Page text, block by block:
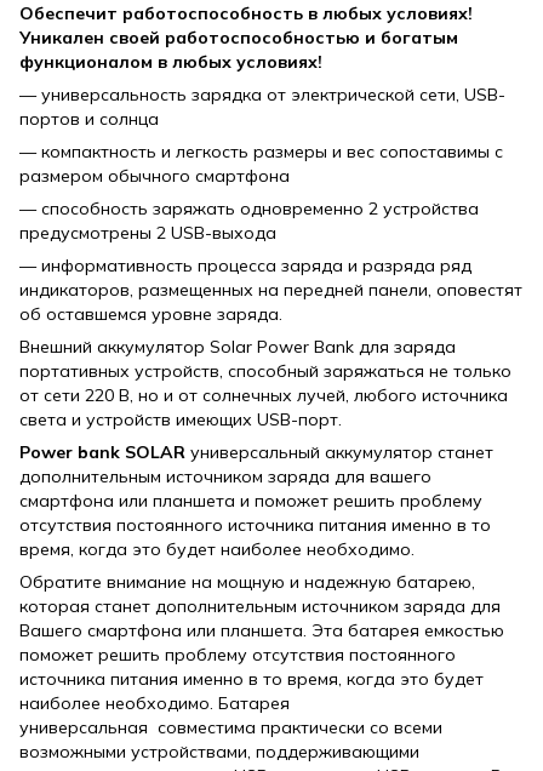
Обеспечит работоспособность в любых условиях!
Уникален своей работоспособностью и богатым
функционалом в любых условиях!
— универсальность зарядка от электрической сети, USB-
портов и солнца
— компактность и легкость размеры и вес сопоставимы с
размером обычного смартфона
— способность заряжать одновременно 2 устройства
предусмотрены 2 USB-выхода
— информативность процесса заряда и разряда ряд
индикаторов, размещенных на передней панели, оповестят
об оставшемся уровне заряда.
Внешний аккумулятор Solar Power Bank для заряда
портативных устройств, способный заряжаться не только
от сети 220 В, но и от солнечных лучей, любого источника
света и устройств имеющих USB-порт.
Power bank SOLAR универсальный аккумулятор станет
дополнительным источником заряда для вашего
смартфона или планшета и поможет решить проблему
отсутствия постоянного источника питания именно в то
время, когда это будет наиболее необходимо.
Обратите внимание на мощную и надежную батарею,
которая станет дополнительным источником заряда для
Вашего смартфона или планшета. Эта батарея емкостью
поможет решить проблему отсутствия постоянного
источника питания именно в то время, когда это будет
наиболее необходимо. Батарея
универсальная совместима практически со всеми
возможными устройствами, поддерживающими